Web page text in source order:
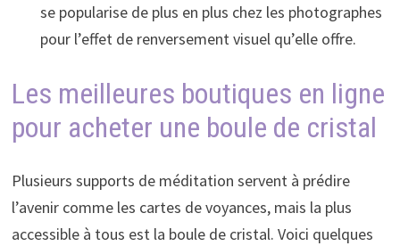
se popularise de plus en plus chez les photographes
pour l’effet de renversement visuel qu’elle offre.
Les meilleures boutiques en ligne
pour acheter une boule de cristal
Plusieurs supports de méditation servent à prédire
l’avenir comme les cartes de voyances, mais la plus
accessible à tous est la boule de cristal. Voici quelques